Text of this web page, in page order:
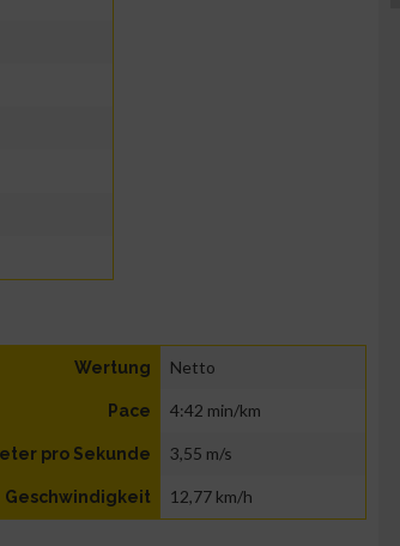
Wertung Netto
Pace 4:42 min/km
pro Sekunde 3,55 m/s
Geschwindigkeit 12,77 km/h